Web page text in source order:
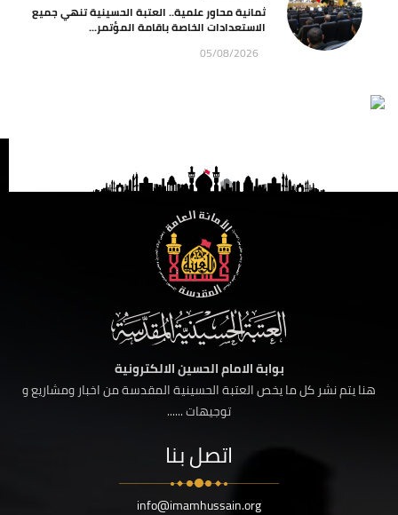
ثمانية محاور علمية.. العتبة الحسينية تنهي جميع
الاستعدادات الخاصة باقامة المؤتمر...
05/08/2026
بوابة الامام الحسين الالكترونية
هنا يتم نشر كل ما يخص العتبة الحسينية المقدسة من اخبار ومشاريع و
توجيهات ......
اتصل بنا
info@imamhussain.org